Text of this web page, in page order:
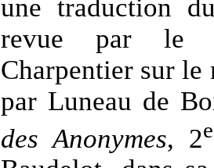
une traduction
revue par le
Charpentier sur le
par Luneau de
des Anonymes, 2e